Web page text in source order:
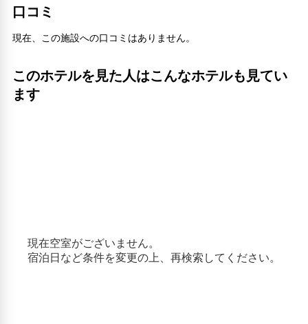
メリケンパーク(13.33km)
中華街（南京町）(12.73km)
北野異人館街館（いじんかんがい）(11.27km)
生田神社(11.95km)
神戸ポートタワー(13.34km)
口コミ
現在、この施設への口コミはありません。
このホテルを見た人はこんなホテルも見てい
ます